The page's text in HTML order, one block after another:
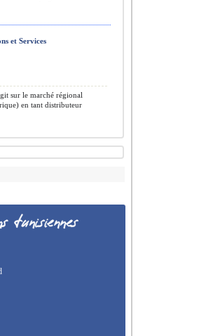
et Services
sur le marché régional
en tant distributeur